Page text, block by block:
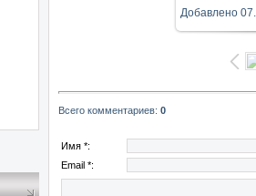
Добавлено
Всего комментариев: 0
Имя *:
Email *: